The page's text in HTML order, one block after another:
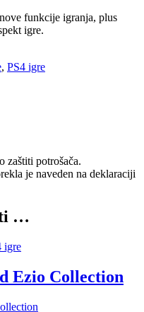
funkcije igranja, plus
igre.
, PS4 igre
zaštiti potrošača.
je naveden na deklaraciji
…
igre
Ezio Collection